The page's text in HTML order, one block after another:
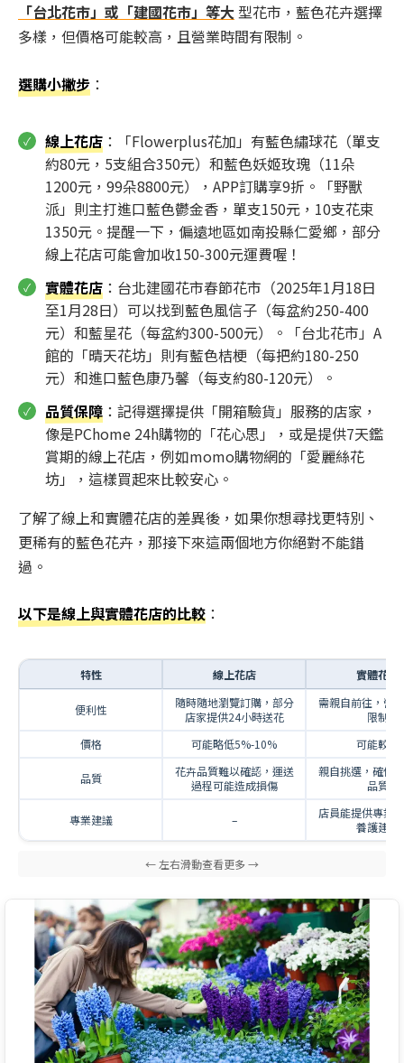
「台北花市」或「建國花市」等大型花市，藍色花卉選擇
多樣，但價格可能較高，且營業時間有限制。
選購小撇步 ：
線上花店 ：「Flowerplus花加」有藍色繡球花（單支
約80元，5支組合350元）和藍色妖姬玫瑰（11朵
1200元，99朵8800元），APP訂購享9折。「野獸
派」則主打進口藍色鬱金香，單支150元，10支花束
1350元。提醒一下，偏遠地區如南投縣仁愛鄉，部分
線上花店可能會加收150-300元運費喔！
實體花店 ：台北建國花市春節花市（2025年1月18日
至1月28日）可以找到藍色風信子（每盆約250-400
元）和藍星花（每盆約300-500元）。「台北花市」A
館的「晴天花坊」則有藍色桔梗（每把約180-250
元）和進口藍色康乃馨（每支約80-120元）。
品質保障 ：記得選擇提供「開箱驗貨」服務的店家，
像是PChome 24h購物的「花心思」，或是提供7天鑑
賞期的線上花店，例如momo購物網的「愛麗絲花
坊」，這樣買起來比較安心。
了解了線上和實體花店的差異後，如果你想尋找更特別、
更稀有的藍色花卉，那接下來這兩個地方你絕對不能錯
過。
以下是線上與實體花店的比較 ：
特性 線上花店 實體花店
便利性
隨時隨地瀏覽訂購，部分
店家提供24小時送花
需親自前往，營
限制
價格
可能略低5%-10% 可能較高
品質
花卉品質難以確認，運送
過程可能造成損傷
親自挑選，確保
品質
專業建議 –
店員能提供專業
養護建議